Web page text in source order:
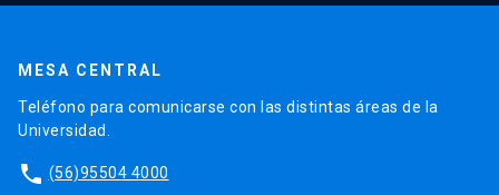
MESA CENTRAL
Teléfono para comunicarse con las distintas áreas de la
Universidad.
phone (56)95504 4000